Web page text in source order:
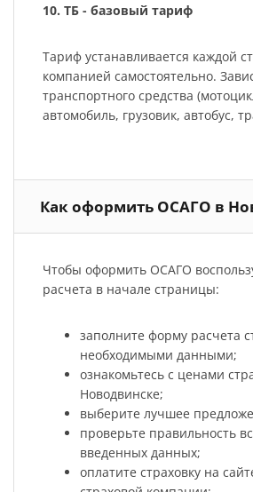
10. ТБ - базовый тариф
Тариф устанавливается каждой
компанией самостоятельно.
транспортного средства
автомобиль, грузовик, автобус,
Как оформить ОСАГО в
Чтобы оформить ОСАГО
расчета в начале страницы:
заполните форму расчета
необходимыми данными;
ознакомьтесь с ценами
Новодвинске;
выберите лучшее
проверьте правильность
введенных данных;
оплатите страховку на